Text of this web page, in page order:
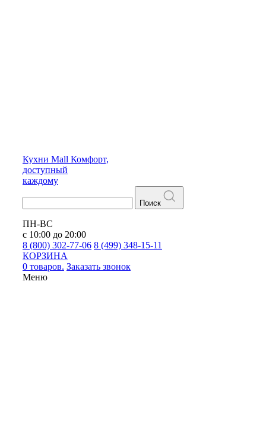
Кухни Mall Комфорт,
доступный
каждому
Поиск
ПН-ВС
с 10:00 до 20:00
8 (800) 302-77-06 8 (499) 348-15-11
КОРЗИНА
0 товаров. Заказать звонок
Меню